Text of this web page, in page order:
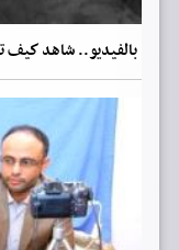
بالفيديو.. شاهد كيف